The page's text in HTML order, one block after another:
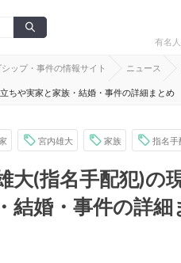
有名
ップ・事件の情報サイト ニュース
ちや実家と家族・結婚・事件の詳細まとめ
宮内雄大 家族 指名手
大(指名手配犯)の
結婚・事件の詳細